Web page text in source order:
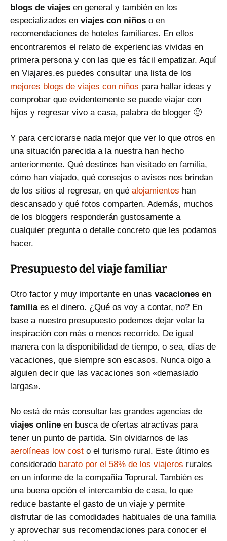
blogs de viajes en general y también en los
especializados en viajes con niños o en
recomendaciones de hoteles familiares. En ellos
encontraremos el relato de experiencias vividas en
primera persona y con las que es fácil empatizar. Aquí
en Viajares.es puedes consultar una lista de los
mejores blogs de viajes con niños para hallar ideas y
comprobar que evidentemente se puede viajar con
hijos y regresar vivo a casa, palabra de blogger 🙂
Y para cerciorarse nada mejor que ver lo que otros en
una situación parecida a la nuestra han hecho
anteriormente. Qué destinos han visitado en familia,
cómo han viajado, qué consejos o avisos nos brindan
de los sitios al regresar, en qué alojamientos han
descansado y qué fotos comparten. Además, muchos
de los bloggers responderán gustosamente a
cualquier pregunta o detalle concreto que les podamos
hacer.
Presupuesto del viaje familiar
Otro factor y muy importante en unas vacaciones en
familiaes el dinero. ¿Qué os voy a contar, no? En
base a nuestro presupuesto podemos dejar volar la
inspiración con más o menos recorrido. De igual
manera con la disponibilidad de tiempo, o sea, días de
vacaciones, que siempre son escasos. Nunca oigo a
alguien decir que las vacaciones son «demasiado
largas».
No está de más consultar las grandes agencias de
viajes online en busca de ofertas atractivas para
tener un punto de partida. Sin olvidarnos de las
aerolíneas low cost o el turismo rural. Este último es
considerado barato por el 58% de los viajeros rurales
en un informe de la compañía Toprural. También es
una buena opción el intercambio de casa, lo que
reduce bastante el gasto de un viaje y permite
disfrutar de las comodidades habituales de una familia
y aprovechar sus recomendaciones para conocer el